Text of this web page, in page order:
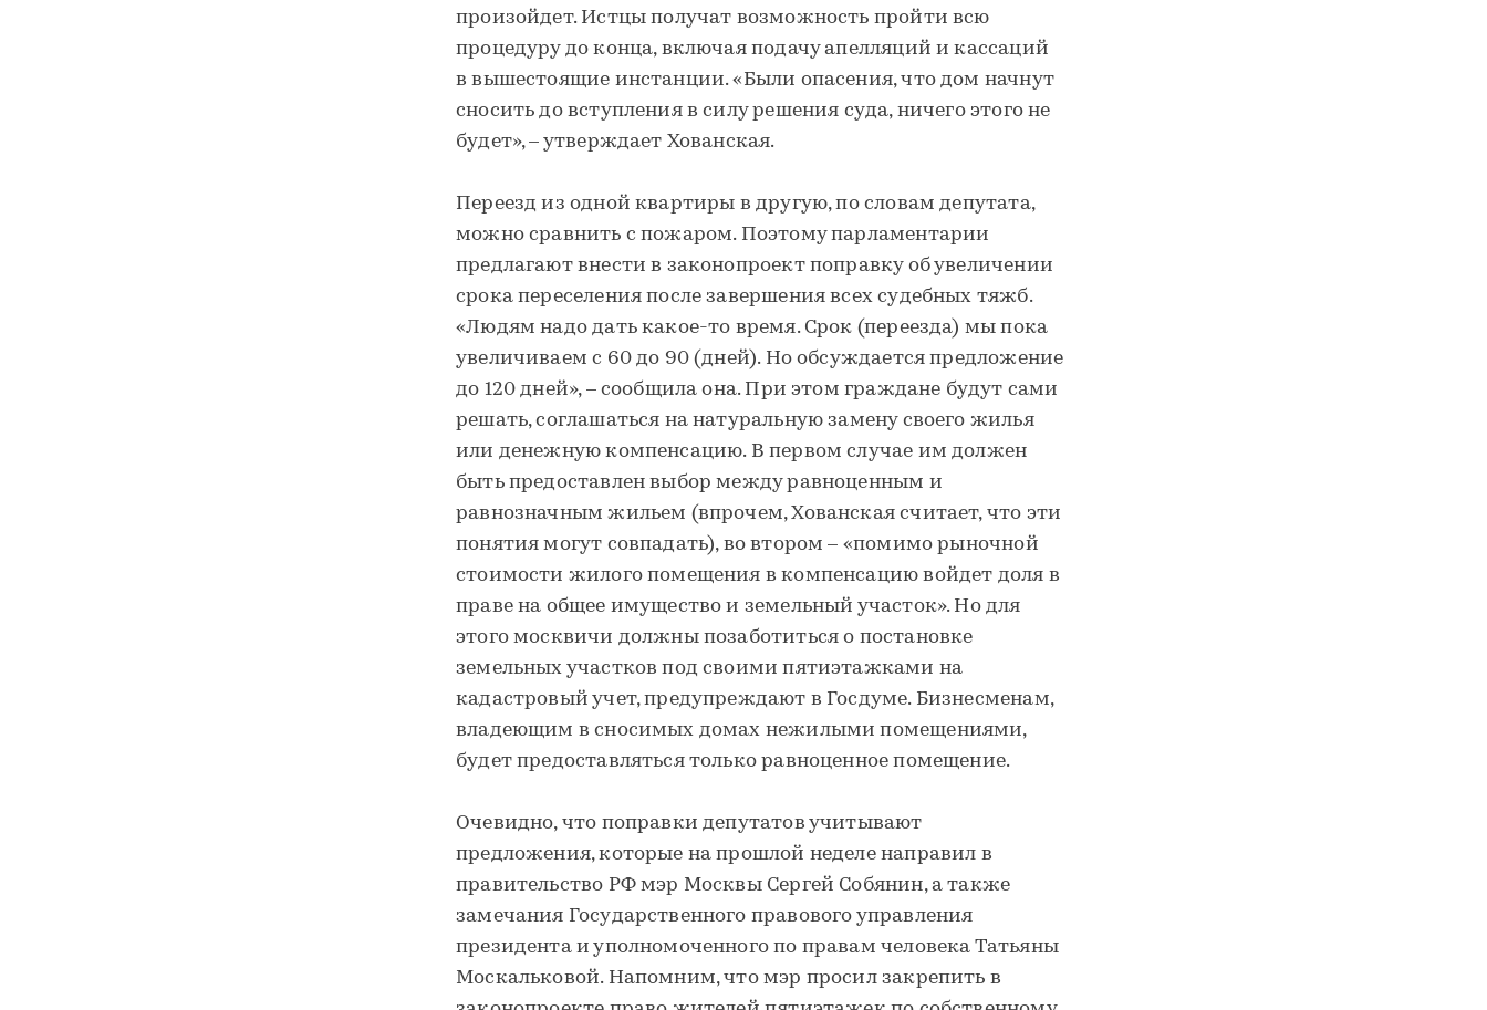
произойдет. Истцы получат возможность пройти всю
процедуру до конца, включая подачу апелляций и кассаций
в вышестоящие инстанции. «Были опасения, что дом начнут
сносить до вступления в силу решения суда, ничего этого не
будет», – утверждает Хованская.
Переезд из одной квартиры в другую, по словам депутата,
можно сравнить с пожаром. Поэтому парламентарии
предлагают внести в законопроект поправку об увеличении
срока переселения после завершения всех судебных тяжб.
«Людям надо дать какое-то время. Срок (переезда) мы пока
увеличиваем с 60 до 90 (дней). Но обсуждается предложение
до 120 дней», – сообщила она. При этом граждане будут сами
решать, соглашаться на натуральную замену своего жилья
или денежную компенсацию. В первом случае им должен
быть предоставлен выбор между равноценным и
равнозначным жильем (впрочем, Хованская считает, что эти
понятия могут совпадать), во втором – «помимо рыночной
стоимости жилого помещения в компенсацию войдет доля в
праве на общее имущество и земельный участок». Но для
этого москвичи должны позаботиться о постановке
земельных участков под своими пятиэтажками на
кадастровый учет, предупреждают в Госдуме. Бизнесменам,
владеющим в сносимых домах нежилыми помещениями,
будет предоставляться только равноценное помещение.
Очевидно, что поправки депутатов учитывают
предложения, которые на прошлой неделе направил в
правительство РФ мэр Москвы Сергей Собянин, а также
замечания Государственного правового управления
президента и уполномоченного по правам человека Татьяны
Москальковой. Напомним, что мэр просил закрепить в